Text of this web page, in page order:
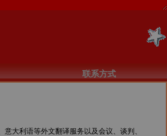
联系方式
大利语等外文翻译服务以及会议、谈判、